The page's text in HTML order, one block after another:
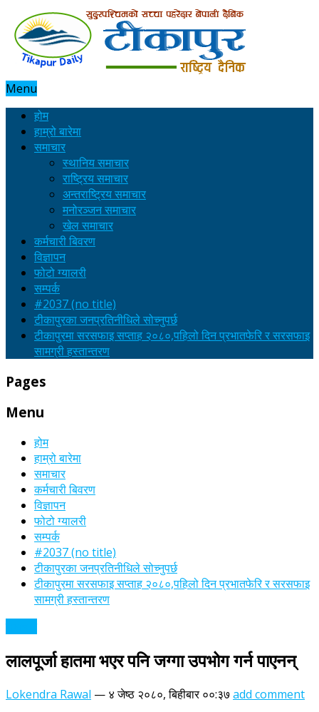
Menu
होम
हाम्रो बारेमा
समाचार
स्थानिय समाचार
राष्ट्रिय समाचार
अन्तराष्ट्रिय समाचार
मनोरञ्जन समाचार
खेल समाचार
कर्मचारी बिवरण
विज्ञापन
फोटो ग्यालरी
सम्पर्क
#2037 (no title)
टीकापुरका जनप्रतिनीधिले सोच्नुपर्छ
टीकापुरमा सरसफाइ सप्ताह २०८०,पहिलो दिन प्रभातफेरि र सरसफाइ
सामग्री हस्तान्तरण
Pages
Menu
होम
हाम्रो बारेमा
समाचार
कर्मचारी बिवरण
विज्ञापन
फोटो ग्यालरी
सम्पर्क
#2037 (no title)
टीकापुरका जनप्रतिनीधिले सोच्नुपर्छ
टीकापुरमा सरसफाइ सप्ताह २०८०,पहिलो दिन प्रभातफेरि र सरसफाइ
सामग्री हस्तान्तरण
लालपूर्जा हातमा भएर पनि जग्गा उपभोग गर्न पाएनन्
Lokendra Rawal — ४ जेष्ठ २०८०, बिहीबार ००:३७add comment